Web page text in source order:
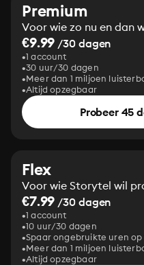
Premium
Voor wie zo nu en dan
€9.99 /30 dagen
1 account
30 uur/30 dagen
Meer dan 1 miljoen
Altijd opzegbaar
Probeer 45
Flex
Voor wie Storytel wil
€7.99 /30 dagen
1 account
10 uur/30 dagen
Spaar ongebruikte uren
Meer dan 1 miljoen
Altijd opzegbaar